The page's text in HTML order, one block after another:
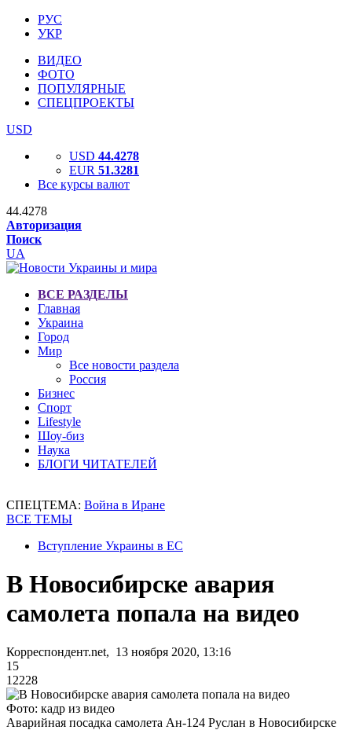
РУС
УКР
ВИДЕО
ФОТО
ПОПУЛЯРНЫЕ
СПЕЦПРОЕКТЫ
USD
USD 44.4278
EUR 51.3281
Все курсы валют
44.4278
Авторизация
Поиск
UA
ВСЕ РАЗДЕЛЫ
Главная
Украина
Город
Мир
Все новости раздела
Россия
Бизнес
Спорт
Lifestyle
Шоу-биз
Наука
БЛОГИ ЧИТАТЕЛЕЙ
СПЕЦТЕМА: Война в Иране
ВСЕ ТЕМЫ
Вступление Украины в ЕС
В Новосибирске авария
самолета попала на видео
Корреспондент.net, 13 ноября 2020, 13:16
15
12228
Фото: кадр из видео
Аварийная посадка самолета Ан-124 Руслан в Новосибирске